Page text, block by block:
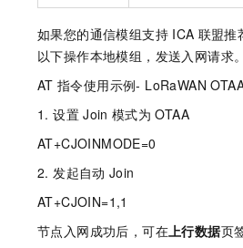
如果您的通信模组支持 ICA 联盟推
以下操作本地模组，发送入网请求。
AT 指令使用示例- LoRaWAN
1. 设置 Join 模式为 OTAA
AT+CJOINMODE=0
2. 发起自动 Join
AT+CJOIN=1,1
节点入网成功后，可在上行数据页